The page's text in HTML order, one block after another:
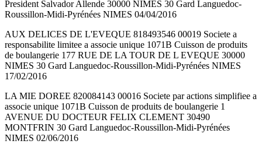
President Salvador Allende 30000 NIMES 30 Gard Languedoc-
Roussillon-Midi-Pyrénées NIMES 04/04/2016
AUX DELICES DE L'EVEQUE 818493546 00019 Societe a
responsabilite limitee a associe unique 1071B Cuisson de produits
de boulangerie 177 RUE DE LA TOUR DE L EVEQUE 30000
NIMES 30 Gard Languedoc-Roussillon-Midi-Pyrénées NIMES
17/02/2016
LA MIE DOREE 820084143 00016 Societe par actions simplifiee a
associe unique 1071B Cuisson de produits de boulangerie 1
AVENUE DU DOCTEUR FELIX CLEMENT 30490
MONTFRIN 30 Gard Languedoc-Roussillon-Midi-Pyrénées
NIMES 02/06/2016